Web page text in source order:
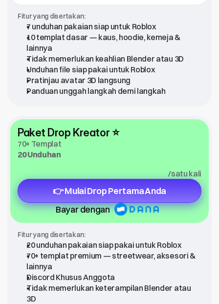
Paket Drop Kreator ⭐
70+ Templat
20 Unduhan
/satu kali
👉 Mulai Drop Pertama Anda
Bayar dengan
Fitur yang disertakan:
20 unduhan pakaian siap pakai untuk Roblox
70+ templat premium — streetwear, aksesori &
lainnya
Discord Khusus Anggota
Tidak memerlukan keterampilan Blender atau
3D
Fitur yang disertakan:
7 unduhan pakaian siap untuk Roblox
10 templat dasar — kaus, hoodie, kemeja &
lainnya
Tidak memerlukan keahlian Blender atau 3D
Unduhan file siap pakai untuk Roblox
Pratinjau avatar 3D langsung
Panduan unggah langkah demi langkah